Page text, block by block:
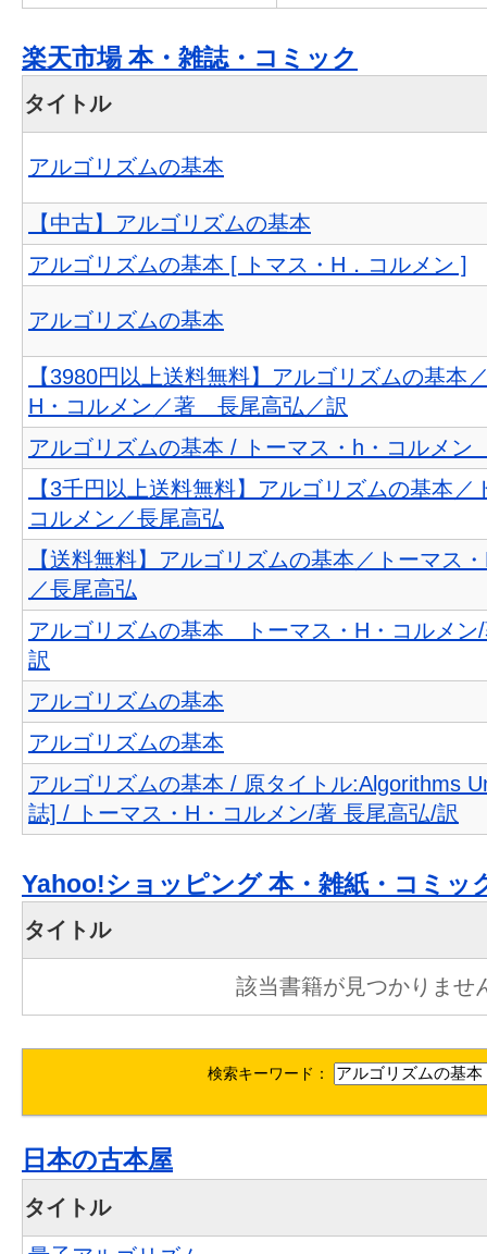
楽天市場 本・雑誌・コミック
タイトル
アルゴリズムの基本
【中古】アルゴリズムの基本
アルゴリズムの基本 [ トマス・H．コルメン ]
アルゴリズムの基本
【3980円以上送料無料】アルゴリズムの基本
H・コルメン／著 長尾高弘／訳
アルゴリズムの基本 / トーマス・h・コルメン
【3千円以上送料無料】アルゴリズムの基本／
コルメン／長尾高弘
【送料無料】アルゴリズムの基本／トーマス
／長尾高弘
アルゴリズムの基本 トーマス・H・コルメ
訳
アルゴリズムの基本
アルゴリズムの基本
アルゴリズムの基本 / 原タイトル:Algorithms
誌] / トーマス・H・コルメン/著 長尾高弘/訳
Yahoo!ショッピング 本・雑紙・コミッ
タイトル
該当書籍が見つかりませ
検索キーワード：
日本の古本屋
タイトル